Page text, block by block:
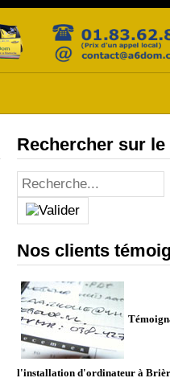
Rechercher sur le
Nos clients
l'installation d'ordinateur à